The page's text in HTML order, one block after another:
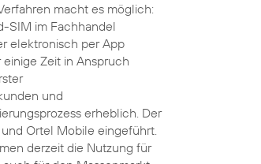
macht es möglich:
SIM im Fachhandel
elektronisch per App
Zeit in Anspruch
und
erheblich. Der
Ortel Mobile eingeführt.
derzeit die Nutzung für